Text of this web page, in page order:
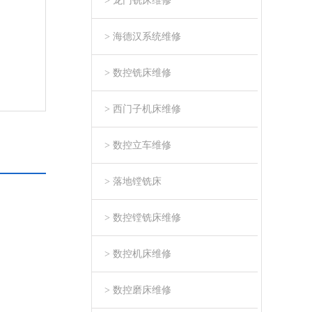
> 海德汉系统维修
> 数控铣床维修
> 西门子机床维修
> 数控立车维修
> 落地镗铣床
> 数控镗铣床维修
> 数控机床维修
> 数控磨床维修